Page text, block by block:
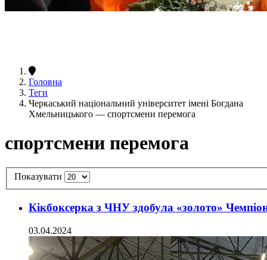
Головна
Теги
Черкаський національний університет імені Богдана
Хмельницького — спортсмени перемога
спортсмени перемога
Показувати
Кікбоксерка з ЧНУ здобула «золото»
03.04.2024